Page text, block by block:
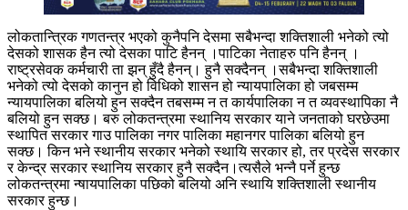
लोकतान्त्रिक गणतन्त्र भएको कुनैपनि देसमा सबैभन्दा शक्तिशाली भनेको त्यो
देसको शासक हैन त्यो देसका पाटि हैनन् ।पाटिका नेताहरु पनि हैनन् ।
राष्ट्रसेवक कर्मचारी ता झन् हुँदै हैनन्। हुनै सक्दैनन् ।सबैभन्दा शक्तिशाली
भनेको त्यो देसको कानुन हो विधिको शासन हो न्यायपालिका ह‍ो जबसम्म
न्यायपालिका बलियो हुन सक्दैन तबसम्म न त कार्यपालिका न त व्यवस्थापिका नै
बलियो हुन सक्छ। बरु लोकतन्त्रमा स्थानिय सरकार याने जनताको घरछेउमा
स्थापित सरकार गाउ पालिका नगर पालिका महानगर पालिका बलियो हुन
सक्छ। किन भने स्थानीय सरकार भनेको स्थायि सरकार हो, तर प्रदेस सरकार
र केन्द्र सरकार स्थानिय सरकार हुनै सक्दैन।त्यसैले भन्नै पर्ने हुन्छ
लोकतन्त्रमा न्षायपालिका पछिको बलियो अनि स्थायि शक्तिशाली स्थानीय
सरकार हुन्छ।